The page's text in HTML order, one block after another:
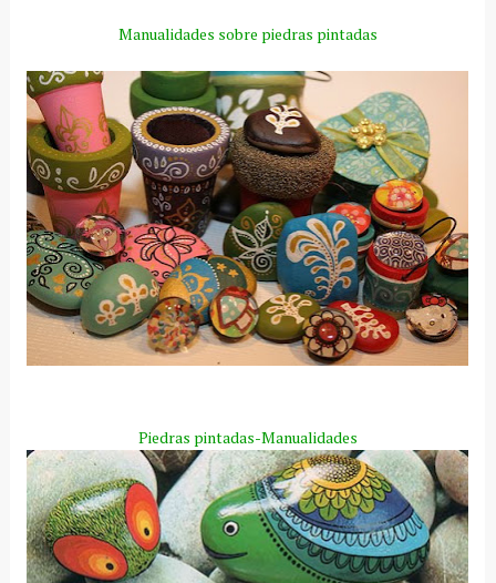
Manualidades sobre piedras pintadas
Piedras pintadas-Manualidades